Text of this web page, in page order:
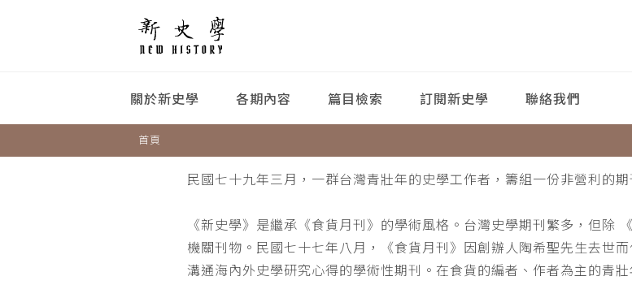
關於新史學 各期內容 篇目檢索 訂閱新史學 聯絡我們
首頁
民國七十九年三月，一群台灣青壯年的史學工作者，籌組一份非營利的
《新史學》是繼承《食貨月刊》的學術風格。台灣史學期刊繁多，但除
機關刊物。民國七十七年八月，《食貨月刊》因創辦人陶希聖先生去世
溝通海內外史學研究心得的學術性期刊。在食貨的編者、作者為主的青